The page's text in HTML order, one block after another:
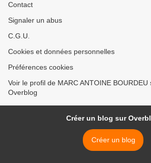
Contact
Signaler un abus
C.G.U.
Cookies et données personnelles
Préférences cookies
Voir le profil de MARC ANTOINE BOURDEU
Overblog
Créer un blog sur
Créer un blog